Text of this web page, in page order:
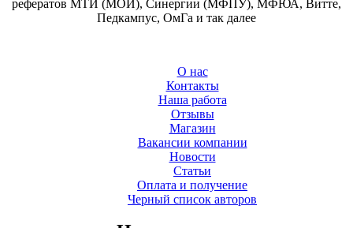
рефератов МТИ (МОИ), Синергии (МФПУ), МФЮА, Витте,
Педкампус, ОмГа и так далее
О нас
Контакты
Наша работа
Отзывы
Магазин
Вакансии компании
Новости
Статьи
Оплата и получение
Черный список авторов